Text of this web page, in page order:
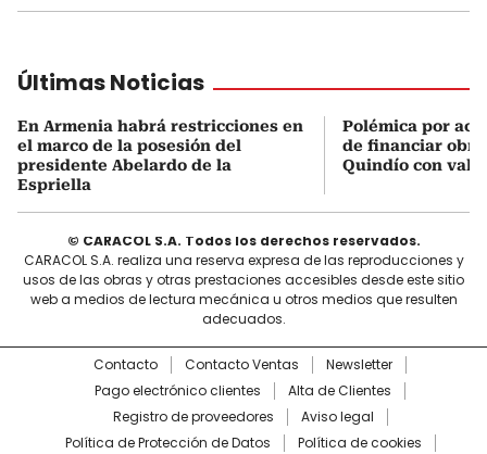
Últimas Noticias
En Armenia habrá restricciones en
el marco de la posesión del
presidente Abelardo de la
Espriella
Polémica por
de financiar
Quindío con
© CARACOL S.A. Todos los derechos reservados.
CARACOL S.A. realiza una reserva expresa de las reproducciones y
usos de las obras y otras prestaciones accesibles desde este sitio
web a medios de lectura mecánica u otros medios que resulten
adecuados.
Contacto Contacto Ventas
Newsletter
Pago electrónico clientes
Alta de Clientes
Registro de proveedores
Aviso legal
Política de Protección de Datos
Política de cookies